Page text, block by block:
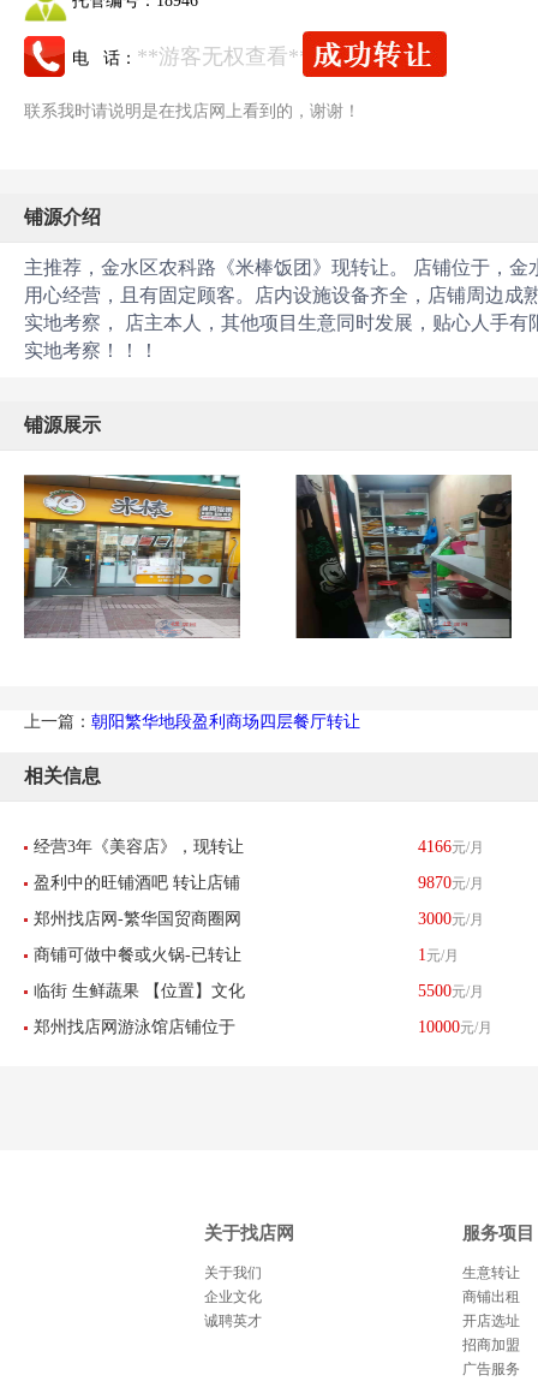
电 话： **游客无权查看**
联系我时请说明是在找店网上看到的，谢谢！
铺源介绍
主推荐，金水区农科路《米棒饭团》现转让。 店铺位于，
用心经营，且有固定顾客。店内设施设备齐全，店铺周边
实地考察， 店主本人，其他项目生意同时发展，贴心人手
实地考察！！！
铺源展示
上一篇： 朝阳繁华地段盈利商场四层餐厅转让
相关信息
经营3年《美容店》，现转让 4166元/月
盈利中的旺铺酒吧 转让店铺
位于郑东新区 博学路
9870元/月
郑州找店网-繁华国贸商圈网
红风格美容美甲半永久服装
3000元/月
商铺可做中餐或火锅-已转让 1元/月
临街 生鲜蔬果 【位置】文化
北路体育路
5500元/月
郑州找店网游泳馆店铺位于 10000元/月
关于找店网
关于我们
企业文化
诚聘英才
服务项目
生意转让
商铺出租
开店选址
招商加盟
广告服务